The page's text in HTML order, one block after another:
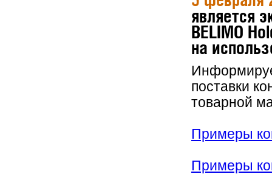
является
BELIMO
на
поставки
товарной
Примеры
Примеры